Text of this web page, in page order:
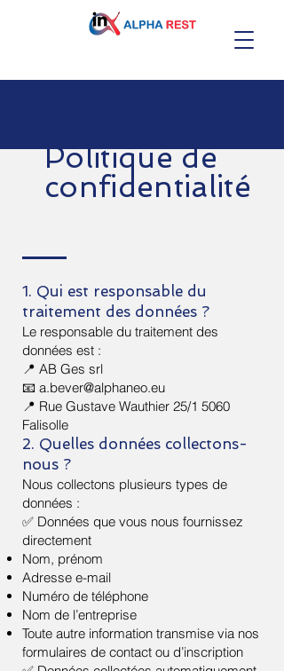
Politique de
confidentialité
1. Qui est responsable du
traitement des données ?
Le responsable du traitement des
données est :
📍 AB Ges srl
📧 a.bever@alphaneo.eu
📍 Rue Gustave Wauthier 25/1 5060
Falisolle
2. Quelles données collectons-
nous ?
Nous collectons plusieurs types de
données :
✅ Données que vous nous fournissez
directement
Nom, prénom
Adresse e-mail
Numéro de téléphone
Nom de l’entreprise
Toute autre information transmise via nos
formulaires de contact ou d’inscription